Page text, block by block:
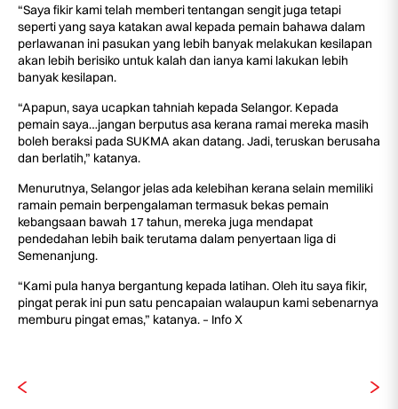
“Saya fikir kami telah memberi tentangan sengit juga tetapi
seperti yang saya katakan awal kepada pemain bahawa dalam
perlawanan ini pasukan yang lebih banyak melakukan kesilapan
akan lebih berisiko untuk kalah dan ianya kami lakukan lebih
banyak kesilapan.
“Apapun, saya ucapkan tahniah kepada Selangor. Kepada
pemain saya…jangan berputus asa kerana ramai mereka masih
boleh beraksi pada SUKMA akan datang. Jadi, teruskan berusaha
dan berlatih,” katanya.
Menurutnya, Selangor jelas ada kelebihan kerana selain memiliki
ramain pemain berpengalaman termasuk bekas pemain
kebangsaan bawah 17 tahun, mereka juga mendapat
pendedahan lebih baik terutama dalam penyertaan liga di
Semenanjung.
“Kami pula hanya bergantung kepada latihan. Oleh itu saya fikir,
pingat perak ini pun satu pencapaian walaupun kami sebenarnya
memburu pingat emas,” katanya. – Info X